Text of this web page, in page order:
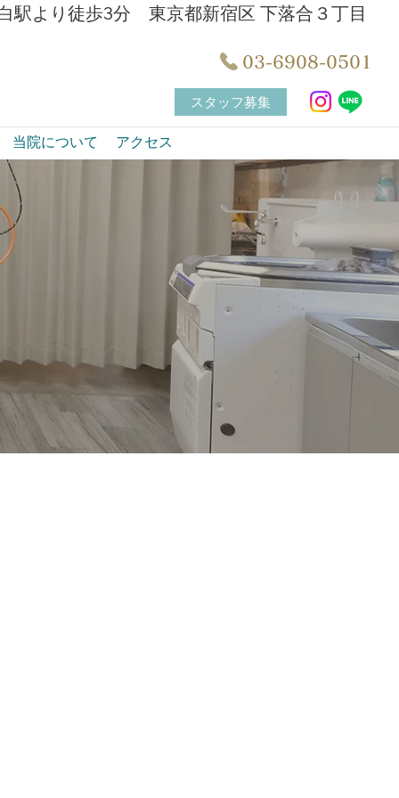
駅より徒歩3分 東京都新宿区 下落合３丁目
03-6908-0501
スタッフ募集
当院について アクセス